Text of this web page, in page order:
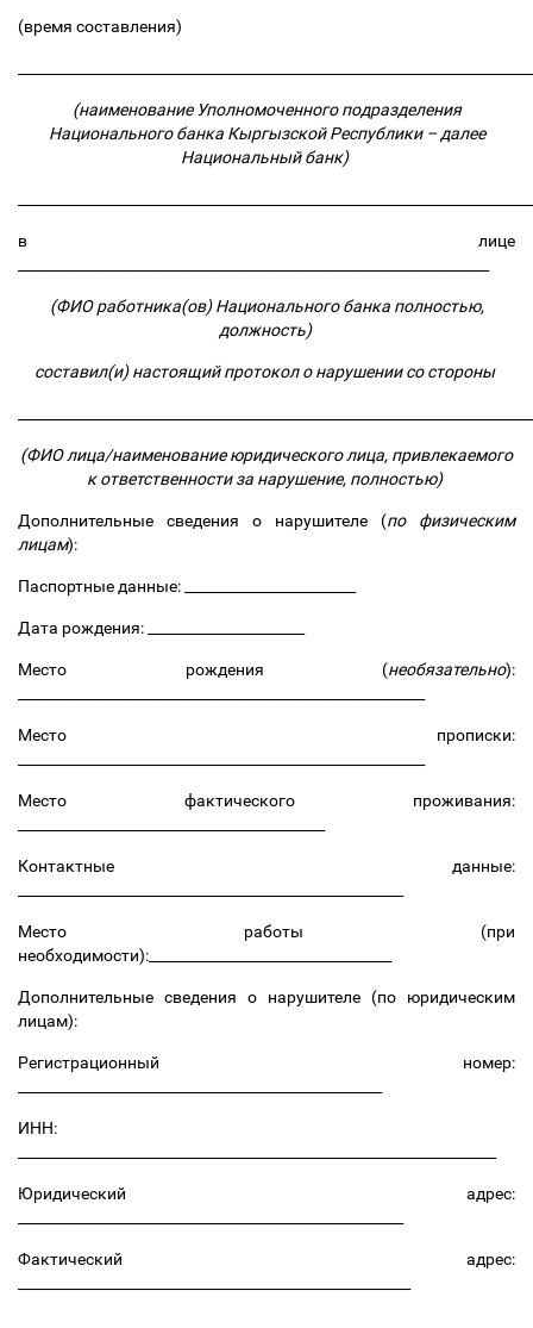
(время составления)
(наименование Уполномоченного подразделения
Национального банка Кыргызской Республики –далее
Национальный банк)
в лице
(ФИО работника(ов) Национального банка полностью,
должность)
составил(и) настоящий протокол о нарушении со стороны
(ФИО лица/наименование юридического лица, привлекаемого
к ответственности за нарушение, полностью)
Дополнительные сведения о нарушителе (по физическим
лицам):
Паспортные данные: ________________________
Дата рождения: ______________________
Место рождения (необязательно):
Место прописки:
Место фактического проживания:
Контактные данные:
Место работы (при
необходимости):__________________________________
Дополнительные сведения о нарушителе (по юридическим
лицам):
Регистрационный номер:
ИНН:
Юридический адрес:
Фактический адрес: